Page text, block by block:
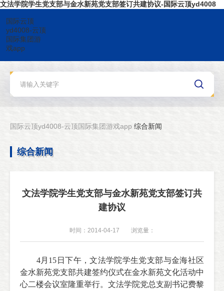
文法学院学生党支部与金水新苑党支部签订共建协议-国际云顶yd4008
国际云顶
yd4008-云顶
国际集团游
戏app
国际云顶yd4008-云顶国际集团游戏app 综合新闻
综合新闻
文法学院学生党支部与金水新苑党支部签订共
建协议
时间：2014-04-17 浏览量：
4月 15 日下午，文法学院学生党支部与金海社区
金水新苑党支部共建签约仪式在金水新苑文化活动中
心二楼会议室隆重举行。文法学院党总支副书记费黎